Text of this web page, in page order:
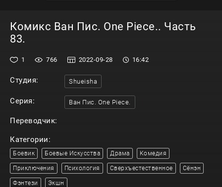
Комикс Ван Пис. One Piece.. Часть
83.
1 766 2022-09-28 16:42
Студия: Shueisha
Серия: Ван Пис. One Piece.
Переводчик:
Категории:
Боевик Боевые Искусства Драма Комедия
Приключения Психология Сверхъестественное Сёнэн
Фэнтези Экшн